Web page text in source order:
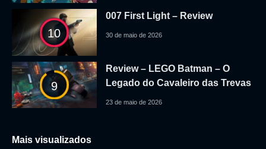
10
007 First Light – Review
30 de maio de 2026
9
Review – LEGO Batman – O
Legado do Cavaleiro das Trevas
23 de maio de 2026
Mais visualizados